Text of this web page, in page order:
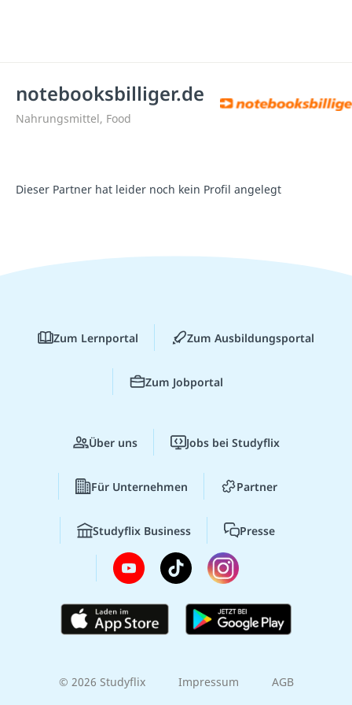
notebooksbilliger.de
Nahrungsmittel, Food
Dieser Partner hat leider noch kein Profil angelegt
Zum Lernportal Zum Ausbildungsportal
Zum Jobportal
Über uns Jobs bei Studyflix
Für Unternehmen Partner
Studyflix Business Presse
© 2026 Studyflix Impressum AGB